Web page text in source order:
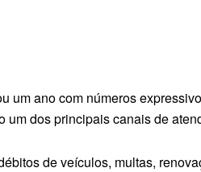
um ano com números
dos principais canais de
de veículos, multas,